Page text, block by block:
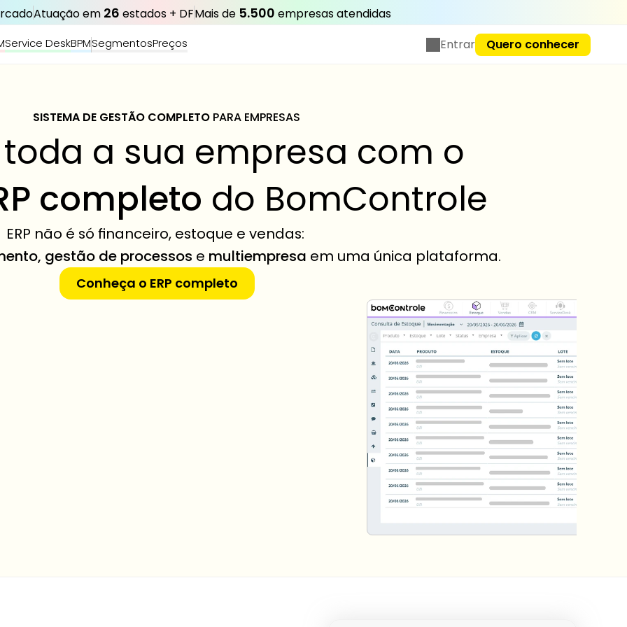
Atuação em 26 estados + DFMais de 5.500 empresas atendidas
Service DeskBPMSegmentosPreços Entrar Quero conhecer
SISTEMA DE GESTÃO COMPLETO PARA EMPRESAS
a sua empresa com o
completo do BomControle
ERP não é só financeiro, estoque e vendas:
gestão de processos e multiempresa em uma única plataforma.
Conheça o ERP completo